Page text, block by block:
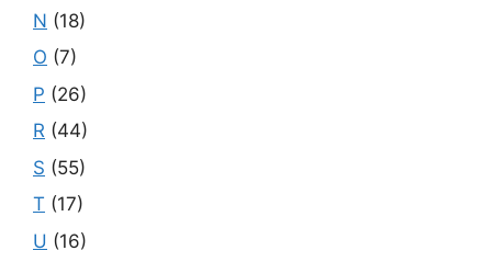
N (18)
O (7)
P (26)
R (44)
S (55)
T (17)
U (16)